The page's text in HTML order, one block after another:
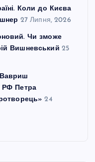
Коли до Києва
27 Липня, 2026
Чи зможе
Вишневський 25
РФ Петра
24